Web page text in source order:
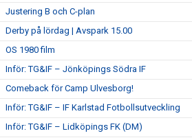
Justering B och C-plan
Derby på lördag | Avspark 15.00
OS 1980 film
Inför: TG&IF – Jönköpings Södra IF
Comeback för Camp Ulvesborg!
Inför: TG&IF – IF Karlstad Fotbollsutveckling
Inför: TG&IF – Lidköpings FK (DM)